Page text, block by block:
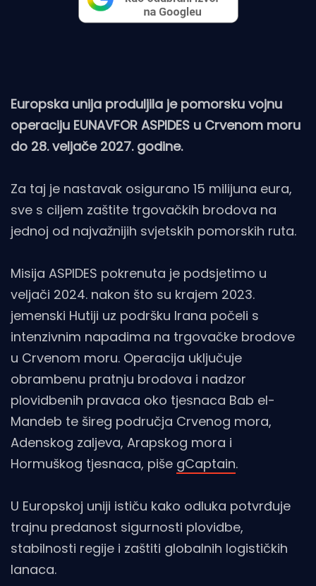
Europska unija produljila je pomorsku vojnu
operaciju EUNAVFOR ASPIDES u Crvenom moru
do 28. veljače 2027. godine.
Za taj je nastavak osigurano 15 milijuna eura,
sve s ciljem zaštite trgovačkih brodova na
jednoj od najvažnijih svjetskih pomorskih ruta.
Misija ASPIDES pokrenuta je podsjetimo u
veljači 2024. nakon što su krajem 2023.
jemenski Hutiji uz podršku Irana počeli s
intenzivnim napadima na trgovačke brodove
u Crvenom moru. Operacija uključuje
obrambenu pratnju brodova i nadzor
plovidbenih pravaca oko tjesnaca Bab el-
Mandeb te šireg područja Crvenog mora,
Adenskog zaljeva, Arapskog mora i
Hormuškog tjesnaca, piše gCaptain.
U Europskoj uniji ističu kako odluka potvrđuje
trajnu predanost sigurnosti plovidbe,
stabilnosti regije i zaštiti globalnih logističkih
lanaca.